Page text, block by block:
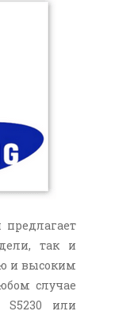
так и
и высоким
случае
S5230 или